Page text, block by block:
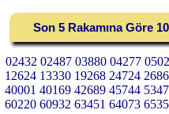
Son 5 Rakamına Göre
02432 02487 03880 04277
12624 13330 19268 24724
40001 40169 42689 45744
60220 60932 63451 64073